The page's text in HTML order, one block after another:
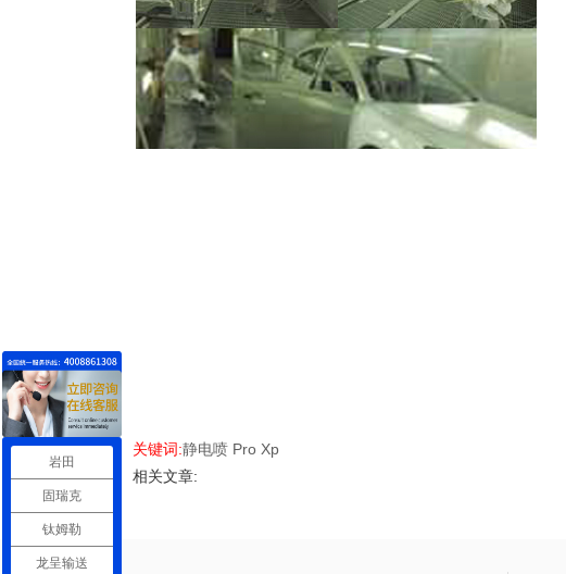
关键词:静电喷 Pro Xp
相关文章:
岩田
固瑞克
钛姆勒
龙呈输送